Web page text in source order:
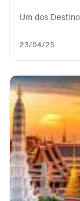
Um dos
23/04/25